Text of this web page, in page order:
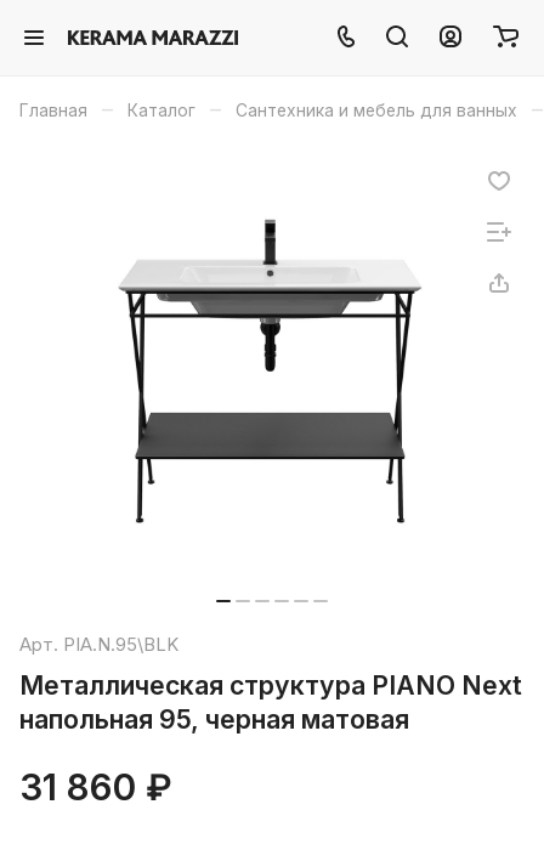
Главная – Каталог – Сантехника и мебель для ванных –
Арт. PIA.N.95\BLK
Металлическая структура PIANO Next
напольная 95, черная матовая
31 860 ₽